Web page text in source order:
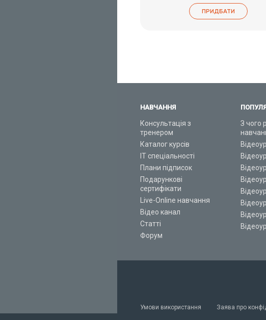
ПРИДБАТИ
НАВЧАННЯ
Консультація з
тренером
Каталог курсів
ІТ спеціальності
Плани підписок
Подарункові
сертифікати
Live-Online навчання
Відео канал
Статті
Форум
З чого
Умови використання Заява про